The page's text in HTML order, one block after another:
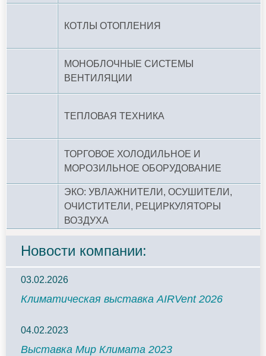
КОТЛЫ ОТОПЛЕНИЯ
МОНОБЛОЧНЫЕ СИСТЕМЫ
ВЕНТИЛЯЦИИ
ТЕПЛОВАЯ ТЕХНИКА
ТОРГОВОЕ ХОЛОДИЛЬНОЕ И
МОРОЗИЛЬНОЕ ОБОРУДОВАНИЕ
ЭКО: УВЛАЖНИТЕЛИ, ОСУШИТЕЛИ,
ОЧИСТИТЕЛИ, РЕЦИРКУЛЯТОРЫ
ВОЗДУХА
Новости компании:
03.02.2026
Климатическая выставка AIRVent 2026
04.02.2023
Выставка Мир Климата 2023